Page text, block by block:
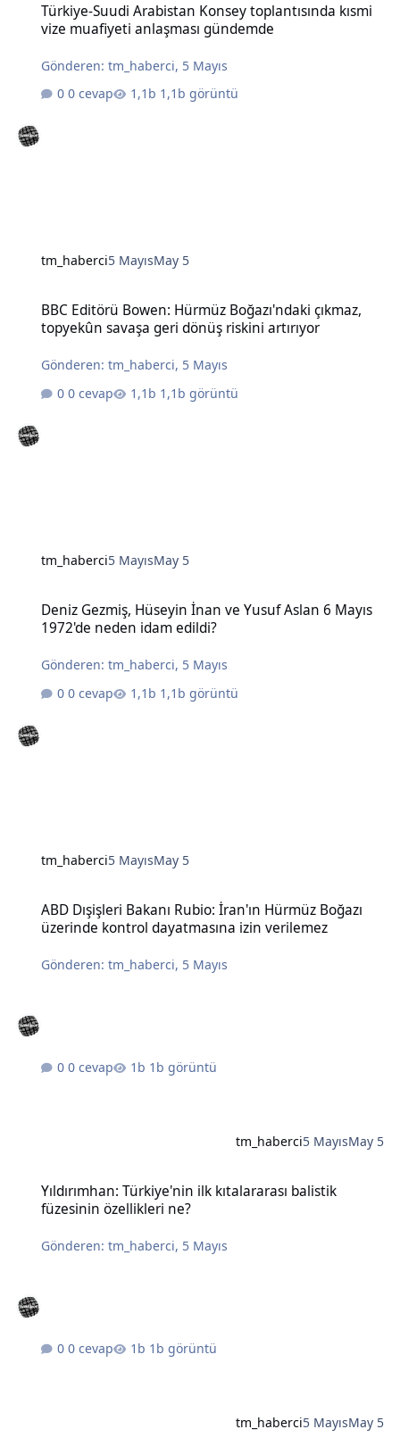
Türkiye-Suudi Arabistan Konsey toplantısında kısmi
vize muafiyeti anlaşması gündemde
Gönderen:tm_haberci, 5 Mayıs
0 cevap
1,1b görüntü
tm_haberci5 MayısMay 5
BBC Editörü Bowen: Hürmüz Boğazı'ndaki çıkmaz,
topyekûn savaşa geri dönüş riskini artırıyor
Gönderen:tm_haberci, 5 Mayıs
0 cevap
1,1b görüntü
tm_haberci5 MayısMay 5
Deniz Gezmiş, Hüseyin İnan ve Yusuf Aslan 6 Mayıs
1972'de neden idam edildi?
Gönderen:tm_haberci, 5 Mayıs
0 cevap
1,1b görüntü
tm_haberci5 MayısMay 5
ABD Dışişleri Bakanı Rubio: İran'ın Hürmüz Boğazı
üzerinde kontrol dayatmasına izin verilemez
Gönderen:tm_haberci, 5 Mayıs
0 cevap 1b görüntü
tm_haberci5 MayısMay 5
Yıldırımhan: Türkiye'nin ilk kıtalararası balistik
füzesinin özellikleri ne?
Gönderen:tm_haberci, 5 Mayıs
0 cevap 1b görüntü
tm_haberci5 MayısMay 5